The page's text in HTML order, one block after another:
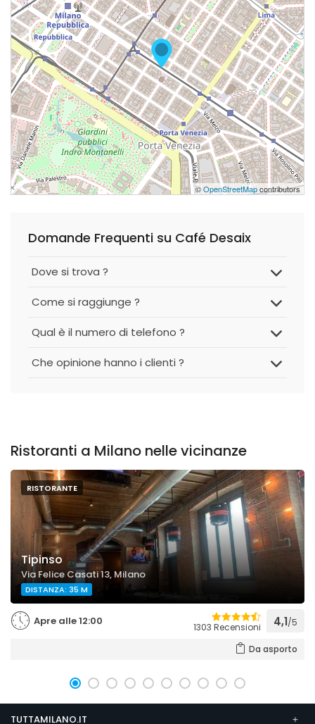
©OpenStreetMapcontributors
Domande Frequenti su Café Desaix
Dove si trova ?
Come si raggiunge ?
Qual è il numero di telefono ?
Che opinione hanno i clienti ?
Ristoranti a Milano nelle vicinanze
RISTORANTE
Tipinso
Via Felice Casati 13, Milano
DISTANZA: 35 M
Apre alle 12:00 1303 Recensioni 4,1/5
Da asporto
TUTTAMILANO.IT